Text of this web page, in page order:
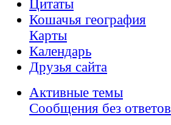
Цитаты
Кошачья география
Карты
Календарь
Друзья сайта
Активные темы
Сообщения без ответов